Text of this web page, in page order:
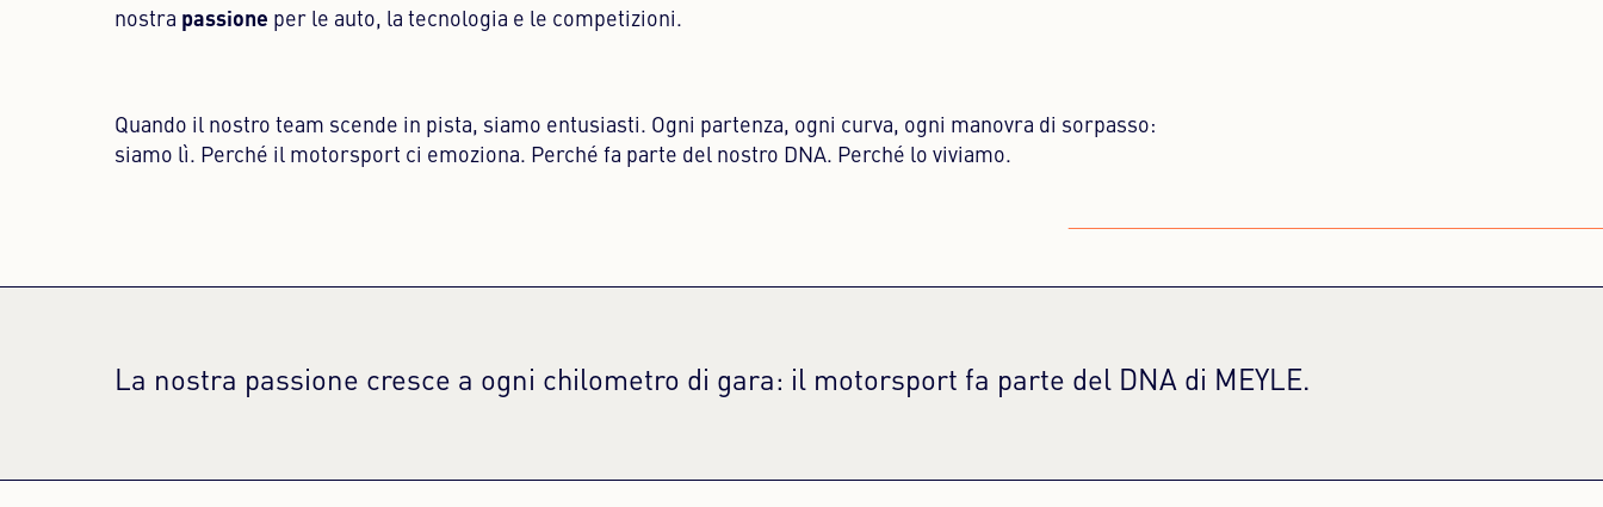
nostra passione per le auto, la tecnologia e le competizioni.
Quando il nostro team scende in pista, siamo entusiasti. Ogni partenza, ogni curva, ogni manovra di sorpasso:
siamo lì. Perché il motorsport ci emoziona. Perché fa parte del nostro DNA. Perché lo viviamo.
La nostra passione cresce a ogni chilometro di gara: il motorsport fa parte del DNA di MEYLE.